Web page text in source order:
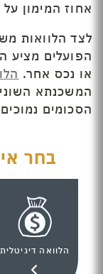
אחוז המימון על
לצד הלוואות
הפועלים מציע
או נכס אחר.
המשכנתא
הסכומים
בחר
הלוואה דיגיטלית